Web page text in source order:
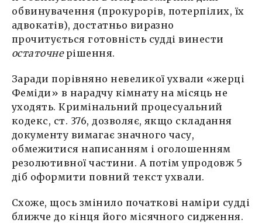
обвинувачення (прокурорів, потерпілих, їх
адвокатів), достатньо виразно
прочитується готовність судді винести
остаточне рішення.
Заради порівняно невеликої ухвали «жерці
Феміди» в нарадчу кімнату на місяць не
уходять. Кримінальний процесуальний
кодекс, ст. 376, дозволяє, якщо складання
документу вимагає значного часу,
обмежитися написанням і оголошенням
резолютивної частини. А потім упродовж 5
діб оформити повний текст ухвали.
Схоже, щось змінило початкові наміри судді
ближче до кінця його місячного сидження.